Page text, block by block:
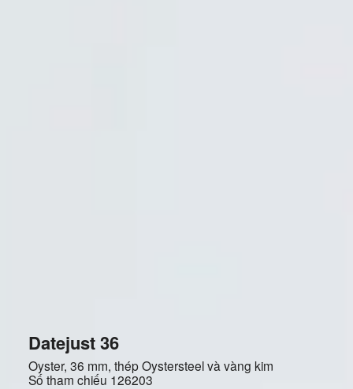
Datejust 36
Oyster, 36 mm, thép Oystersteel và vàng kim
Số tham chiếu 126203